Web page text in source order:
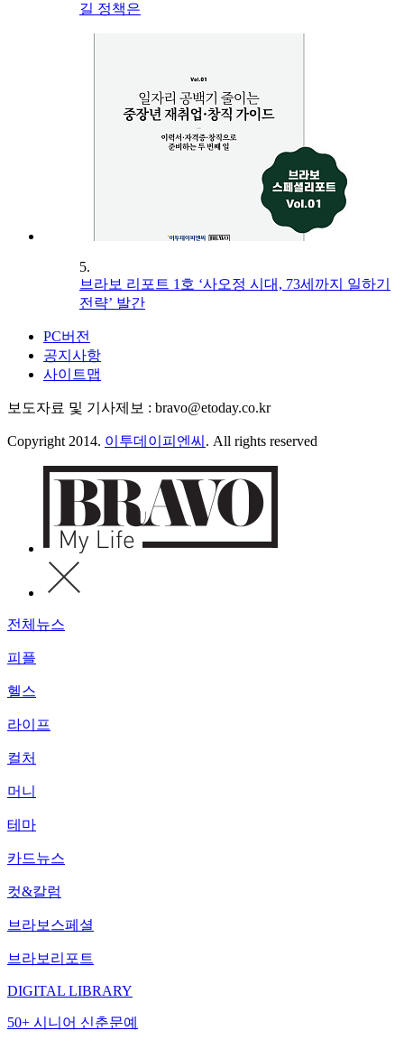
길 정책은
5.
브라보 리포트 1호 ‘사오정 시대, 73세까지 일하기
전략’ 발간
PC버전
공지사항
사이트맵
보도자료 및 기사제보 : bravo@etoday.co.kr
Copyright 2014. 이투데이피엔씨 . All rights reserved
전체뉴스
피플
헬스
라이프
컬처
머니
테마
카드뉴스
컷&칼럼
브라보스페셜
브라보리포트
DIGITAL LIBRARY
50+ 시니어 신춘문예